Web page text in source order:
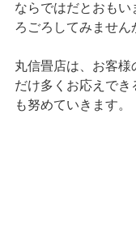
ならではだとおも
ろごろしてみません
丸信畳店は、お客様
だけ多くお応えでき
も努めていきます。